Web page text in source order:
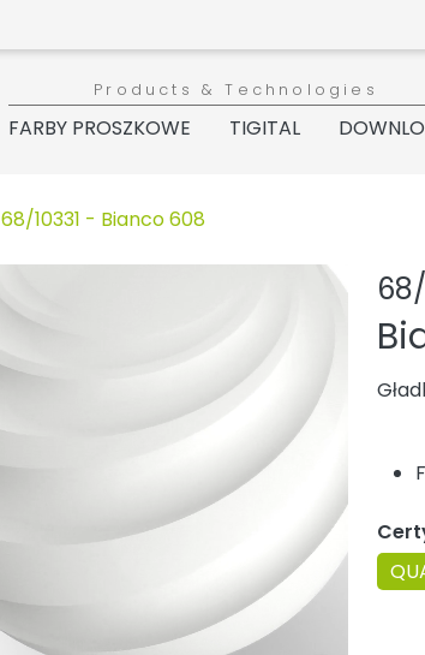
Products & Technologies
FARBY PROSZKOWE TIGITAL
68/10331 - Bianco 608